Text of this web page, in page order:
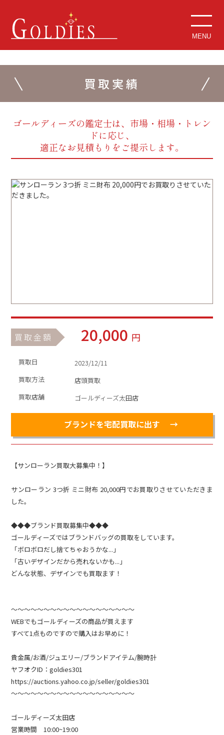
MENU
買取実績
ゴールディーズの鑑定士は、市場・相場・トレン
ドに応じ、
適正なお見積もりをご提示します。
買取金額 20,000 円
買取日
2023/12/11
買取方法
店頭買取
買取店舗
ゴールディーズ太田店
ブランドを宅配買取に出す
【サンローラン買取大募集中！】
サンローラン 3つ折 ミニ財布 20,000円でお買取りさせていただきま
した。
◆◆◆ブランド買取募集中◆◆◆
ゴールディーズではブランドバッグの買取をしています。
「ボロボロだし捨てちゃおうかな...」
「古いデザインだから売れないかも...」
どんな状態、デザインでも買取ます！
～～～～～～～～～～～～～～～～～～～
WEBでもゴールディーズの商品が買えます
すべて1点ものですので購入はお早めに！
貴金属/お酒/ジュエリー/ブランドアイテム/腕時計
ヤフオクID：goldies301
https://auctions.yahoo.co.jp/seller/goldies301
～～～～～～～～～～～～～～～～～～～
ゴールディーズ太田店
営業時間 10:00~19:00